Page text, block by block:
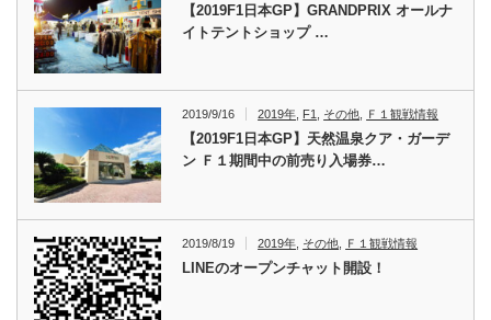
【2019F1日本GP】GRANDPRIX オールナ
イトテントショップ …
2019/9/16 2019年 F1 その他 Ｆ１観戦情報
【2019F1日本GP】天然温泉クア・ガーデ
ン Ｆ１期間中の前売り入場券…
2019/8/19 2019年 その他 Ｆ１観戦情報
LINEのオープンチャット開設！